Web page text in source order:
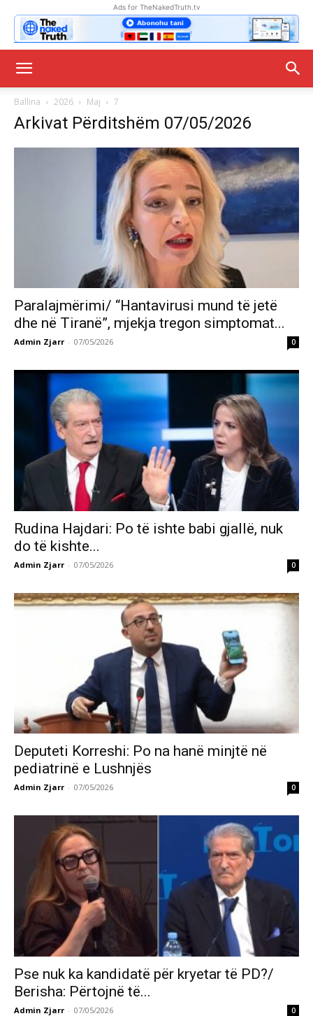
Ads for TheNakedTruth.tv
Ballina 2026 Maj 7
Arkivat Përditshëm 07/05/2026
Paralajmërimi/ “Hantavirusi mund të jetë
dhe në Tiranë”, mjekja tregon simptomat...
Admin Zjarr - 07/05/2026 0
Rudina Hajdari: Po të ishte babi gjallë, nuk
do të kishte...
Admin Zjarr - 07/05/2026 0
Deputeti Korreshi: Po na hanë minjtë në
pediatrinë e Lushnjës
Admin Zjarr - 07/05/2026 0
Pse nuk ka kandidatë për kryetar të PD?/
Berisha: Përtojnë të...
Admin Zjarr - 07/05/2026 0